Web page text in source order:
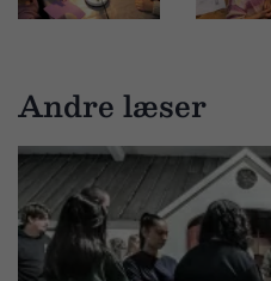
Andre læser